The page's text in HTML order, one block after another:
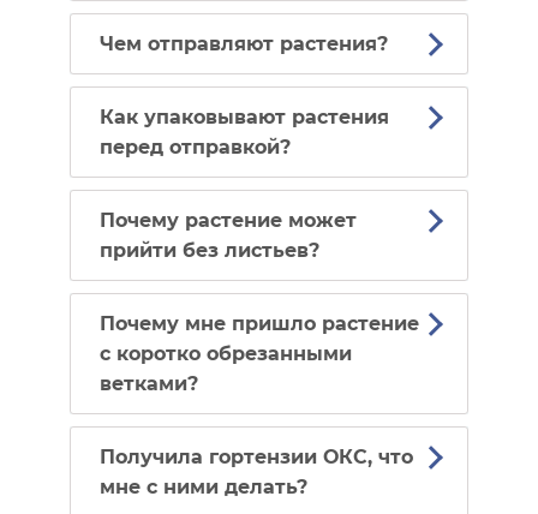
Чем отправляют растения?
Как упаковывают растения
перед отправкой?
Почему растение может
прийти без листьев?
Почему мне пришло растение
с коротко обрезанными
ветками?
Получила гортензии ОКС, что
мне с ними делать?